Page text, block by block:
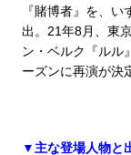
『賭博者』を、
出。21年8月、東
ン・ベルク『ルル
ーズンに再演が決
▼主な登場人物と